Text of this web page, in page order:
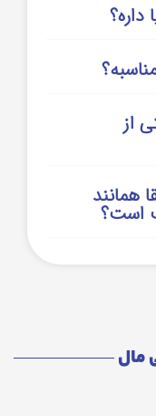
از
همانند
است؟
مال